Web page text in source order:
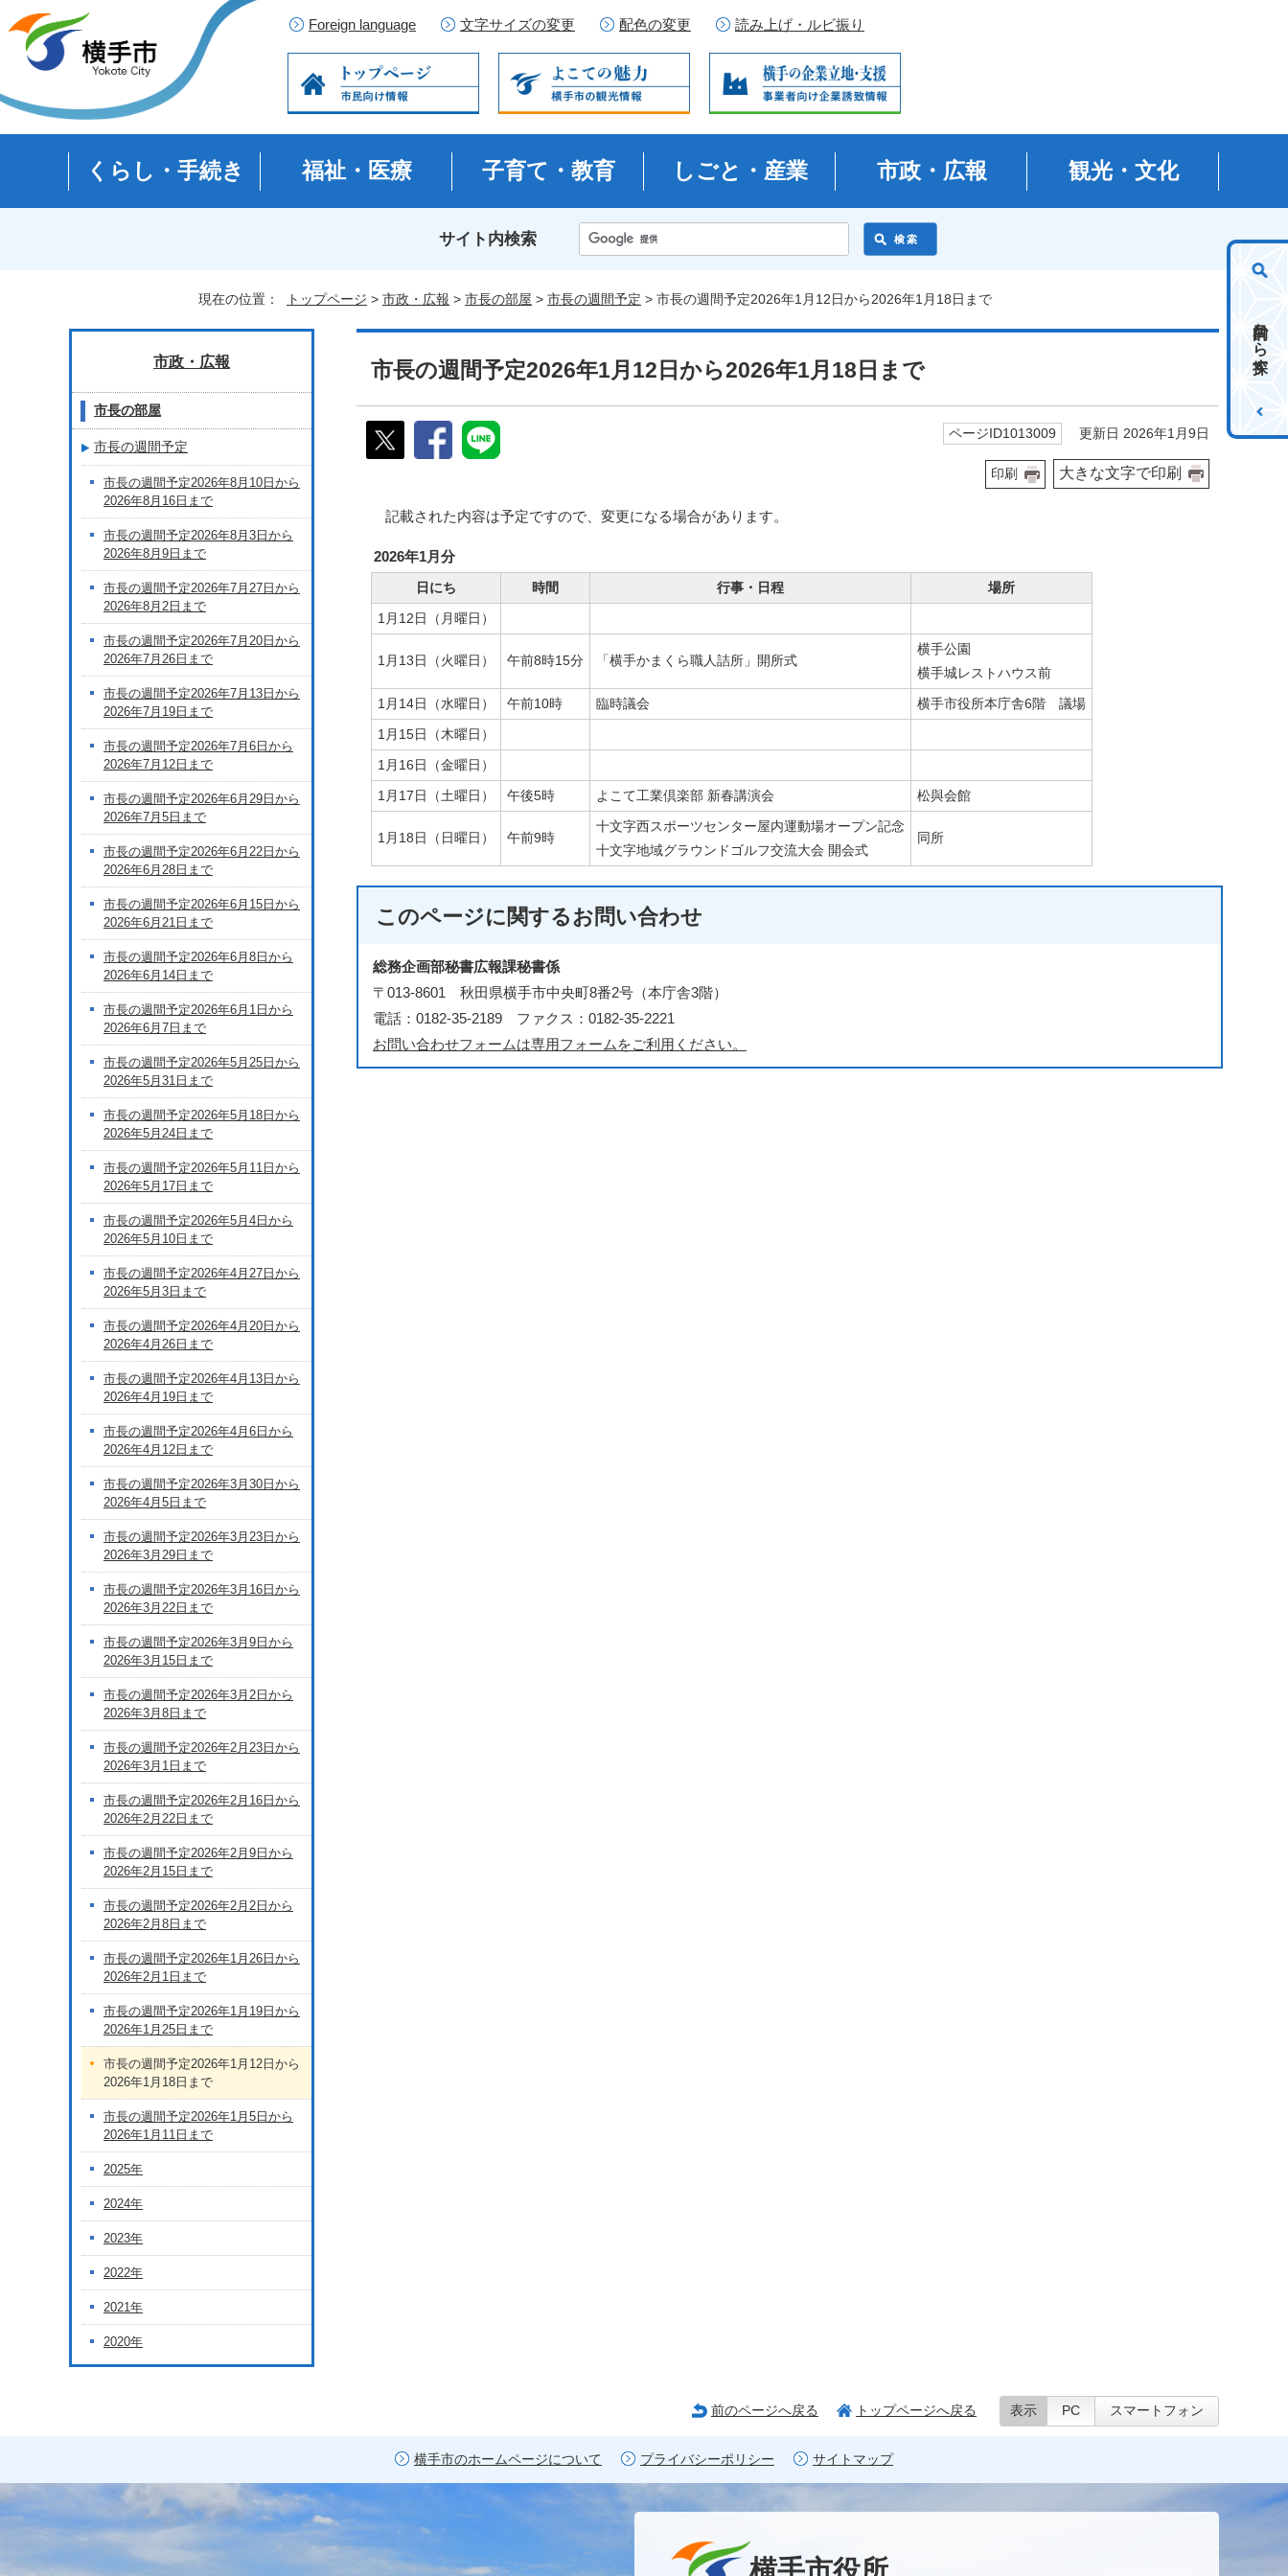
Foreign language 文字サイズの変更 配色の変更 読み上げ・ルビ振り
くらし・手続き 福祉・医療 子育て・教育 しごと・産業 市政・広報 観光・文化
サイト内検索
目的から探す
現在の位置： トップページ > 市政・広報 > 市長の部屋 > 市長の週間予定 > 市長の週間予定2026年1月12日から2026年1月18日まで
市長の週間予定2026年1月12日から2026年1月18日まで
ページID1013009 更新日 2026年1月9日
印刷 大きな文字で印刷
記載された内容は予定ですので、変更になる場合があります。
2026年1月分
日にち 時間 行事・日程
場所
1月12日（月曜日）
1月13日（火曜日） 午前8時15分 「横手かまくら職人詰所」開所式
横手公園
横手城レストハウス前
1月14日（水曜日）
午前10時 臨時議会
横手市役所本庁舎6階 議場
1月15日（木曜日）
1月16日（金曜日）
1月17日（土曜日）
午後5時 よこて工業倶楽部 新春講演会 松與会館
1月18日（日曜日） 午前9時
十文字西スポーツセンター屋内運動場オープン記念
十文字地域グラウンドゴルフ交流大会 開会式
同所
このページに関するお問い合わせ
総務企画部秘書広報課秘書係
〒013-8601 秋田県横手市中央町8番2号（本庁舎3階）
電話：0182-35-2189 ファクス：0182-35-2221
お問い合わせフォームは専用フォームをご利用ください。
市政・広報
市長の部屋
市長の週間予定
市長の週間予定2026年8月10日から
2026年8月16日まで
市長の週間予定2026年8月3日から
2026年8月9日まで
市長の週間予定2026年7月27日から
2026年8月2日まで
市長の週間予定2026年7月20日から
2026年7月26日まで
市長の週間予定2026年7月13日から
2026年7月19日まで
市長の週間予定2026年7月6日から
2026年7月12日まで
市長の週間予定2026年6月29日から
2026年7月5日まで
市長の週間予定2026年6月22日から
2026年6月28日まで
市長の週間予定2026年6月15日から
2026年6月21日まで
市長の週間予定2026年6月8日から
2026年6月14日まで
市長の週間予定2026年6月1日から
2026年6月7日まで
市長の週間予定2026年5月25日から
2026年5月31日まで
市長の週間予定2026年5月18日から
2026年5月24日まで
市長の週間予定2026年5月11日から
2026年5月17日まで
市長の週間予定2026年5月4日から
2026年5月10日まで
市長の週間予定2026年4月27日から
2026年5月3日まで
市長の週間予定2026年4月20日から
2026年4月26日まで
市長の週間予定2026年4月13日から
2026年4月19日まで
市長の週間予定2026年4月6日から
2026年4月12日まで
市長の週間予定2026年3月30日から
2026年4月5日まで
市長の週間予定2026年3月23日から
2026年3月29日まで
市長の週間予定2026年3月16日から
2026年3月22日まで
市長の週間予定2026年3月9日から
2026年3月15日まで
市長の週間予定2026年3月2日から
2026年3月8日まで
市長の週間予定2026年2月23日から
2026年3月1日まで
市長の週間予定2026年2月16日から
2026年2月22日まで
市長の週間予定2026年2月9日から
2026年2月15日まで
市長の週間予定2026年2月2日から
2026年2月8日まで
市長の週間予定2026年1月26日から
2026年2月1日まで
市長の週間予定2026年1月19日から
2026年1月25日まで
市長の週間予定2026年1月12日から
2026年1月18日まで
市長の週間予定2026年1月5日から
2026年1月11日まで
2025年
2024年
2023年
2022年
2021年
2020年
前のページへ戻る トップページへ戻る 表示 PC スマートフォン
横手市のホームページについて プライバシーポリシー サイトマップ